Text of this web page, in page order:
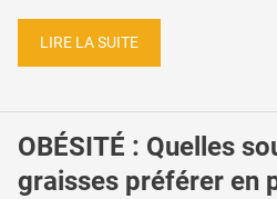
LIRE LA SUITE
OBÉSITÉ : Quelles
graisses préférer en